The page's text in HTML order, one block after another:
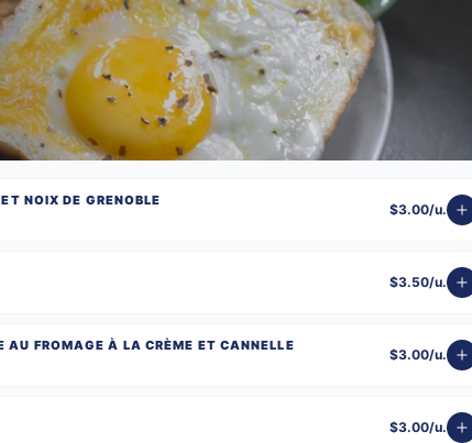
NOIX DE GRENOBLE
$3.00/u.
$3.50/u.
FROMAGE À LA CRÈME ET CANNELLE
$3.00/u.
$3.00/u.